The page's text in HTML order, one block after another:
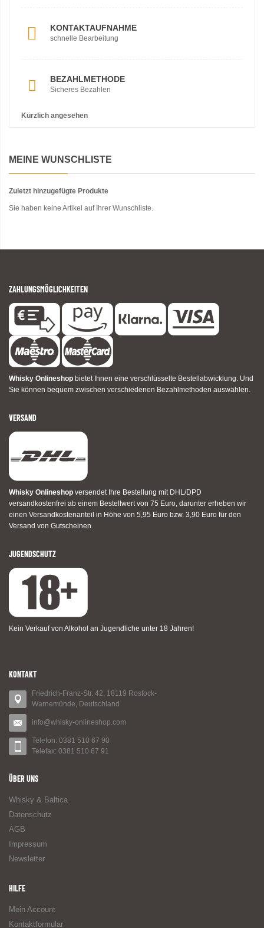
KONTAKTAUFNAHME
schnelle Bearbeitung
BEZAHLMETHODE
Sicheres Bezahlen
Kürzlich angesehen
MEINE WUNSCHLISTE
Zuletzt hinzugefügte Produkte
Sie haben keine Artikel auf Ihrer Wunschliste.
ZAHLUNGSMÖGLICHKEITEN
Whisky Onlineshop bietet Ihnen eine verschlüsselte Bestellabwicklung. Und
Sie können bequem zwischen verschiedenen Bezahlmethoden auswählen.
VERSAND
Whisky Onlineshop versendet Ihre Bestellung mit DHL/DPD
versandkostenfrei ab einem Bestellwert von 75 Euro, darunter erheben wir
einen Versandkostenanteil in Höhe von 5,95 Euro bzw. 3,90 Euro für den
Versand von Gutscheinen.
JUGENDSCHUTZ
Kein Verkauf von Alkohol an Jugendliche unter 18 Jahren!
KONTAKT
Friedrich-Franz-Str. 42, 18119 Rostock-
Warnemünde, Deutschland
info@whisky-onlineshop.com
Telefon: 0381 510 67 90
Telefax: 0381 510 67 91
ÜBER UNS
Whisky & Baltica
Datenschutz
AGB
Impressum
Newsletter
HILFE
Mein Account
Kontaktformular